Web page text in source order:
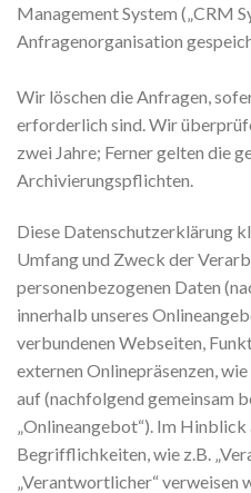
Management System („CRM
Anfragenorganisation
Wir löschen die Anfragen,
erforderlich sind. Wir
zwei Jahre; Ferner gelten die
Archivierungspflichten.
Diese Datenschutzerklärung
Umfang und Zweck der
personenbezogenen Daten
innerhalb unseres
verbundenen Webseiten,
externen Onlinepräsenzen,
auf (nachfolgend gemeinsam
„Onlineangebot“). Im
Begrifflichkeiten, wie z.B.
„Verantwortlicher“ verweisen